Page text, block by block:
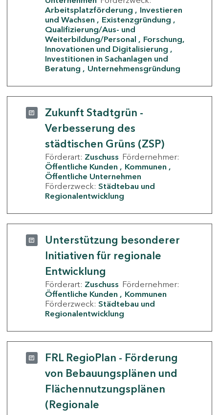
Arbeitsplatzförderung
Investieren
und Wachsen
Existenzgründung
Qualifizierung/Aus- und
Weiterbildung/Personal
Forschung,
Innovationen und Digitalisierung
Investitionen in Sachanlagen und
Beratung
Unternehmensgründung
Zukunft Stadtgrün -
Verbesserung des
städtischen Grüns (ZSP)
Förderart: Zuschuss Fördernehmer:
Öffentliche Kunden
Kommunen
Öffentliche Unternehmen
Förderzweck: Städtebau und
Regionalentwicklung
Unterstützung besonderer
Initiativen für regionale
Entwicklung
Förderart: Zuschuss Fördernehmer:
Öffentliche Kunden
Kommunen
Förderzweck: Städtebau und
Regionalentwicklung
FRL RegioPlan - Förderung
von Bebauungsplänen und
Flächennutzungsplänen
(Regionale